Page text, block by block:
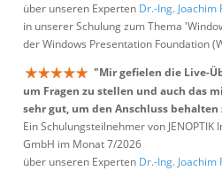
über unseren Experten Dr.-Ing. Joachim
in unserer Schulung zum Thema
der Windows Presentation Foundation
"Mir gefielen die Live-
um Fragen zu stellen und auch das
sehr gut, um den Anschluss behalten
Ein Schulungsteilnehmer von
GmbH im Monat 7/2026
über unseren Experten Dr.-Ing. Joachim